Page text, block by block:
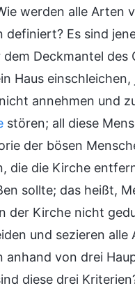
werden alle Arten
definiert? Es sind
Deckmantel des
Haus
annehmen und
stören; all diese
der bösen
die die Kirche
sollte; das heißt,
der Kirche nicht
und sezieren alle
anhand von drei
diese drei